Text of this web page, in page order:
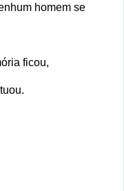
homem se
ficou,